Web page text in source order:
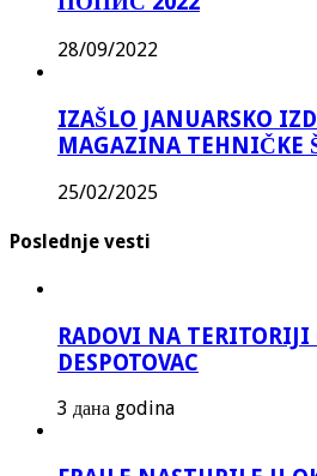
28/09/2022
IZAŠLO JANUARSKO
MAGAZINA TEHNIČKE
25/02/2025
Poslednje vesti
RADOVI NA
DESPOTOVAC
3 дана godina